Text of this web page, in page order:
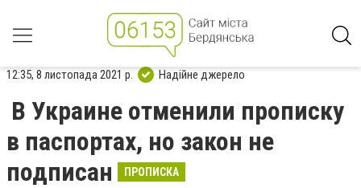
12:35, 8 листопада 2021 р. Надійне джерело
В Украине отменили прописку
в паспортах, но закон не
подписан
ПРОПИСКА